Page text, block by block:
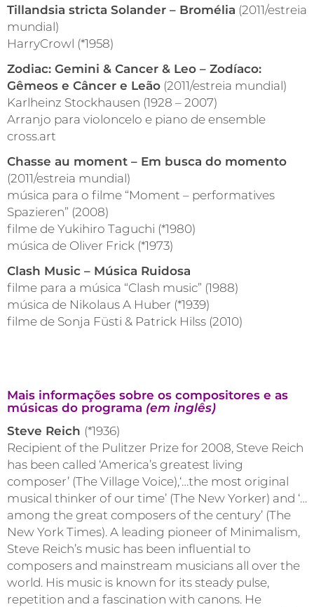
Tillandsia stricta Solander – Bromélia (2011/estreia
mundial)
HarryCrowl (*1958)
Zodiac: Gemini & Cancer & Leo – Zodíaco:
Gêmeos e Câncer e Leão (2011/estreia mundial)
Karlheinz Stockhausen (1928 – 2007)
Arranjo para violoncelo e piano de ensemble
cross.art
Chasse au moment – Em busca do momento
(2011/estreia mundial)
música para o filme “Moment – performatives
Spazieren” (2008)
filme de Yukihiro Taguchi (*1980)
música de Oliver Frick (*1973)
Clash Music – Música Ruidosa
filme para a música “Clash music” (1988)
música de Nikolaus A Huber (*1939)
filme de Sonja Füsti & Patrick Hilss (2010)
Mais informações sobre os compositores e as
músicas do programa (em inglês)
Steve Reich (*1936)
Recipient of the Pulitzer Prize for 2008, Steve Reich
has been called ‘America’s greatest living
composer’ (The Village Voice),‘…the most original
musical thinker of our time’ (The New Yorker) and ‘…
among the great composers of the century’ (The
New York Times). A leading pioneer of Minimalism,
Steve Reich’s music has been influential to
composers and mainstream musicians all over the
world. His music is known for its steady pulse,
repetition and a fascination with canons. He